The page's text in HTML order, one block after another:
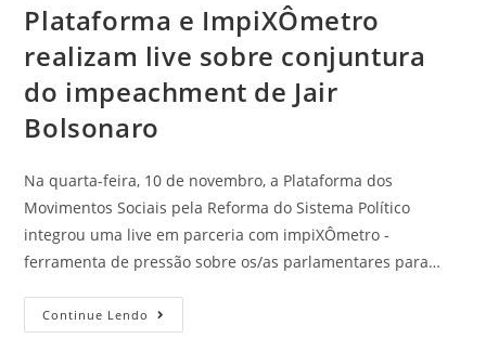
Plataforma e ImpiXÔmetro
realizam live sobre conjuntura
do impeachment de Jair
Bolsonaro
Na quarta-feira, 10 de novembro, a Plataforma dos
Movimentos Sociais pela Reforma do Sistema Político
integrou uma live em parceria com impiXÔmetro -
ferramenta de pressão sobre os/as parlamentares para…
Continue Lendo